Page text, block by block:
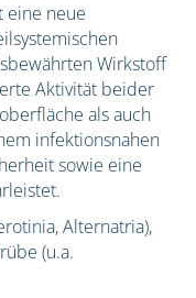
eine neue
Wirkstoff
Aktivität beider
als auch
infektionsnahen
sowie eine
Alternatria),
(u.a.